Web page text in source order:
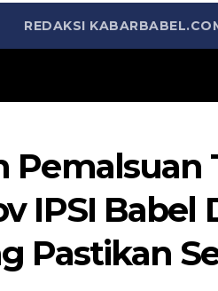
REDAKSI
Pemalsuan
IPSI Babel
Pastikan